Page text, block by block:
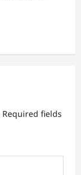
Required fields